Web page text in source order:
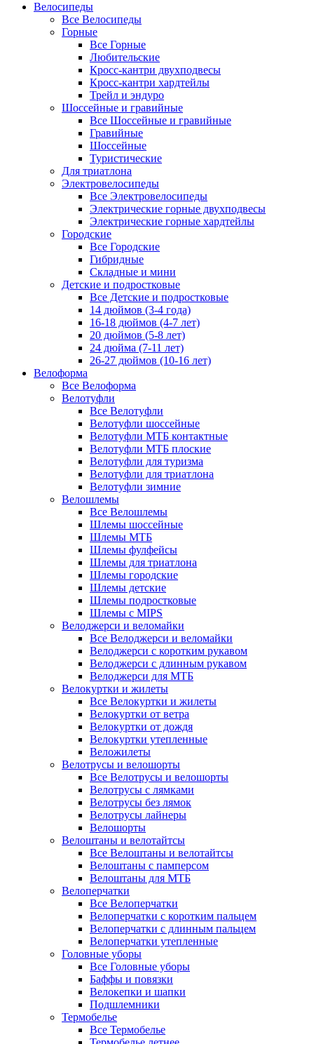
Велосипеды
Все Велосипеды
Горные
Все Горные
Любительские
Кросс-кантри двухподвесы
Кросс-кантри хардтейлы
Трейл и эндуро
Шоссейные и гравийные
Все Шоссейные и гравийные
Гравийные
Шоссейные
Туристические
Для триатлона
Электровелосипеды
Все Электровелосипеды
Электрические горные двухподвесы
Электрические горные хардтейлы
Городские
Все Городские
Гибридные
Складные и мини
Детские и подростковые
Все Детские и подростковые
14 дюймов (3-4 года)
16-18 дюймов (4-7 лет)
20 дюймов (5-8 лет)
24 дюйма (7-11 лет)
26-27 дюймов (10-16 лет)
Велоформа
Все Велоформа
Велотуфли
Все Велотуфли
Велотуфли шоссейные
Велотуфли МТБ контактные
Велотуфли МТБ плоские
Велотуфли для туризма
Велотуфли для триатлона
Велотуфли зимние
Велошлемы
Все Велошлемы
Шлемы шоссейные
Шлемы МТБ
Шлемы фулфейсы
Шлемы для триатлона
Шлемы городские
Шлемы детские
Шлемы подростковые
Шлемы с MIPS
Велоджерси и веломайки
Все Велоджерси и веломайки
Велоджерси с коротким рукавом
Велоджерси с длинным рукавом
Велоджерси для МТБ
Велокуртки и жилеты
Все Велокуртки и жилеты
Велокуртки от ветра
Велокуртки от дождя
Велокуртки утепленные
Веложилеты
Велотрусы и велошорты
Все Велотрусы и велошорты
Велотрусы с лямками
Велотрусы без лямок
Велотрусы лайнеры
Велошорты
Велоштаны и велотайтсы
Все Велоштаны и велотайтсы
Велоштаны с памперсом
Велоштаны для МТБ
Велоперчатки
Все Велоперчатки
Велоперчатки с коротким пальцем
Велоперчатки с длинным пальцем
Велоперчатки утепленные
Головные уборы
Все Головные уборы
Баффы и повязки
Велокепки и шапки
Подшлемники
Термобелье
Все Термобелье